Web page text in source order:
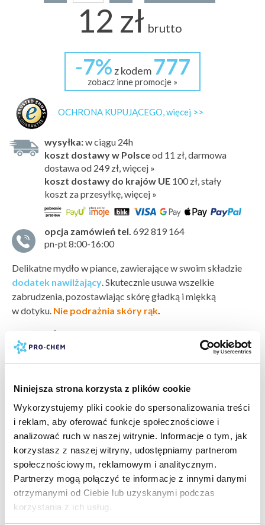
Niniejsza strona korzysta z plików cookie
Wykorzystujemy pliki cookie do spersonalizowania treści
i reklam, aby oferować funkcje społecznościowe i
analizować ruch w naszej witrynie. Informacje o tym, jak
korzystasz z naszej witryny, udostępniamy partnerom
społecznościowym, reklamowym i analitycznym.
Partnerzy mogą połączyć te informacje z innymi danymi
otrzymanymi od Ciebie lub uzyskanymi podczas
korzystania z ich usług.
12 zł brutto
-7% z kodem 777
zobacz inne promocje »
OCHRONA KUPUJĄCEGO, więcej >>
wysyłka:w ciągu 24h
koszt dostawy w Polsceod 11 zł, darmowa
dostawa od 249 zł, więcej »
koszt dostawy do krajów UE 100 zł,stały
koszt za przesyłkę, więcej »
opcja zamówień tel. 692 819 164
pn-pt 8:00-16:00
Delikatne mydło w piance, zawierające w swoim składzie
dodatek nawilżający . Skutecznie usuwa wszelkie
zabrudzenia, pozostawiając skórę gładką i miękką
w dotyku. Nie podrażnia skóry rąk
Sposób użycia
Nanieść niewielką ilość mydła na wilgotne ręce,
rozprowadzić i spłukać.
Przechowywanie / magazynowanie
w zakresie temperatur od 5°C do 30°C.
karta bezpieczeństwa
producent:PRO-CHEM
marka: EFEKT MOTYLA
odczyn PH: neutralny (7)
wartość PH:7
typ zabrudzenia: zabrudzenia bieżące, kurz, plamy po
żywności i napojach »
powierzchnia do wyczyszczenia: ręce »
rodzaj czyszczenia:bieżące
pokaż więcej »
PRODUKTY POWIĄZANE